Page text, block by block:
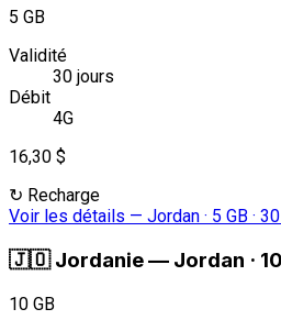
5 GB
Validité
30 jours
Débit
4G
16,30 $
↻ Recharge
Voir les détails — Jordan · 5 GB ·
🇯🇴 Jordanie— Jordan ·
10 GB